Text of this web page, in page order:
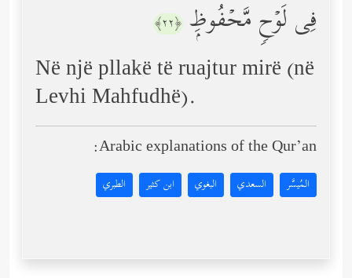
فِی لَوۡحࣲ مَّحۡفُوظِۭ ﴿٢٢﴾
Në një pllakë të ruajtur mirë (në
Levhi Mahfudhë).
Arabic explanations of the Qur’an:
المُيسَّر السعدي البغوي ابن كثير الطبري